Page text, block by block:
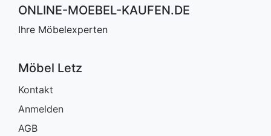
ONLINE-MOEBEL-KAUFEN.DE
Ihre Möbelexperten
Möbel Letz
Kontakt
Anmelden
AGB